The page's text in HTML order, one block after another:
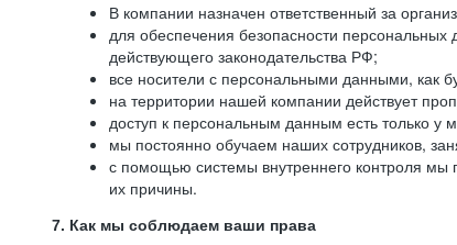
В компании назначен ответственный за
для обеспечения безопасности
действующего законодательства РФ;
все носители с персональными данными, как
на территории нашей компании действует
доступ к персональным данным есть только у
мы постоянно обучаем наших сотрудников,
с помощью системы внутреннего контроля мы
их причины.
7. Как мы соблюдаем ваши права